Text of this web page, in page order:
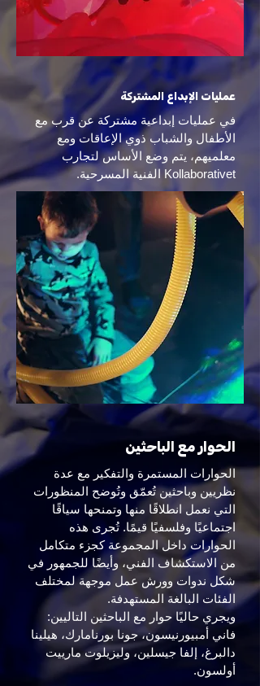
عمليات الإبداع المشتركة
في عمليات إبداعية مشتركة عن قرب مع
الأطفال والشباب ذوي الإعاقات ومع
معلميهم، يتم وضع الأساس لتجارب
Kollaborativet الفنية المسرحية.
الحوار مع الباحثين
الحوارات المستمرة والتفكير مع عدة
نظريين وباحثين تُعمّق وتُوضح المنظورات
التي نعمل انطلاقًا منها وتمنحها سياقًا
اجتماعيًا وفلسفيًا قيمًا. تُجرى هذه
الحوارات داخل المجموعة كجزء متكامل
من الاستكشاف الفني، وأيضًا للجمهور في
شكل ندوات وورش عمل موجهة لمختلف
الفئات البالغة المستهدفة.
ويجري حاليًا حوار مع الباحثين التاليين:
فاني أمبيورنيسون، جونا بورنامارك، هيلينا
دالبرغ، إلفا جيسلين، وليزيلوت مارييت
أولسون.